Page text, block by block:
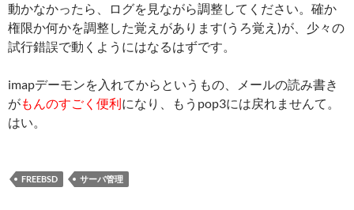
動かなかったら、ログを見ながら調整してください。確か
権限か何かを調整した覚えがあります(うろ覚え)が、少々の
試行錯誤で動くようにはなるはずです。
imapデーモンを入れてからというもの、メールの読み書き
がもんのすごく便利になり、もうpop3には戻れませんて。
はい。
FREEBSD サーバ管理